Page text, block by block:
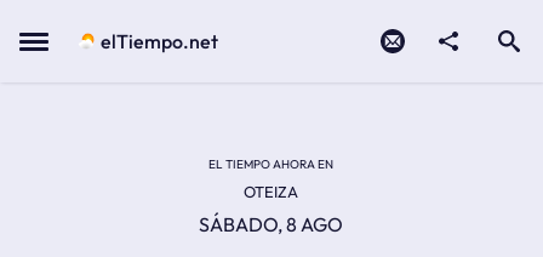
Menu elTiempo.net
EL TIEMPO AHORA EN
OTEIZA
SÁBADO, 8 AGO